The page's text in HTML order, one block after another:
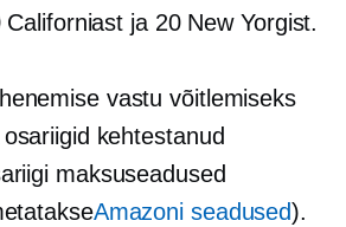
ja 20 New Yorgist.
vastu võitlemiseks
kehtestanud
maksuseadused
Amazoni seadused).